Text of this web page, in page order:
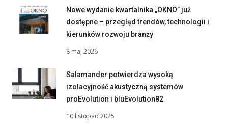
Nowe wydanie kwartalnika „OKNO” już
dostępne – przegląd trendów, technologii i
kierunków rozwoju branży
8 maj 2026
Salamander potwierdza wysoką
izolacyjność akustyczną systemów
proEvolution i bluEvolution82
10 listopad 2025